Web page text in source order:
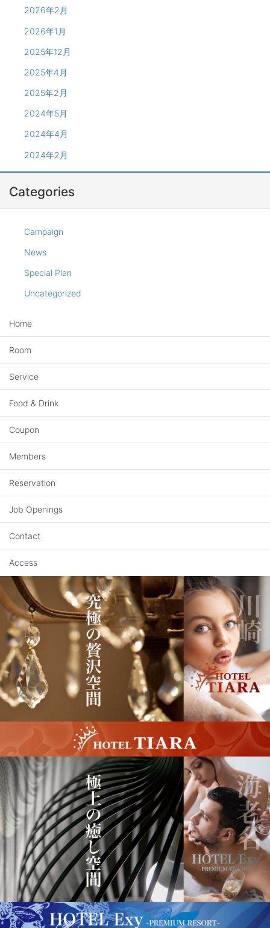
2026年2月
2026年1月
2025年12月
2025年4月
2025年2月
2024年5月
2024年4月
2024年2月
Categories
Campaign
News
Special Plan
Uncategorized
Home
Room
Service
Food & Drink
Coupon
Members
Reservation
Job Openings
Contact
Access